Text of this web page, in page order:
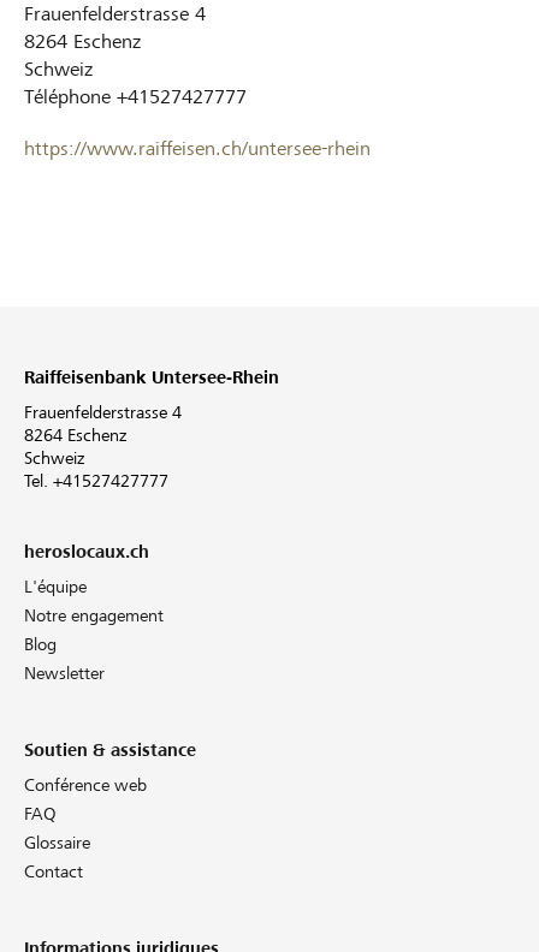
Frauenfelderstrasse 4
8264 Eschenz
Schweiz
Téléphone +41527427777
https://www.raiffeisen.ch/untersee-rhein
Raiffeisenbank Untersee-Rhein
Frauenfelderstrasse 4
8264 Eschenz
Schweiz
Tel. +41527427777
heroslocaux.ch
L'équipe
Notre engagement
Blog
Newsletter
Soutien & assistance
Conférence web
FAQ
Glossaire
Contact
Informations juridiques